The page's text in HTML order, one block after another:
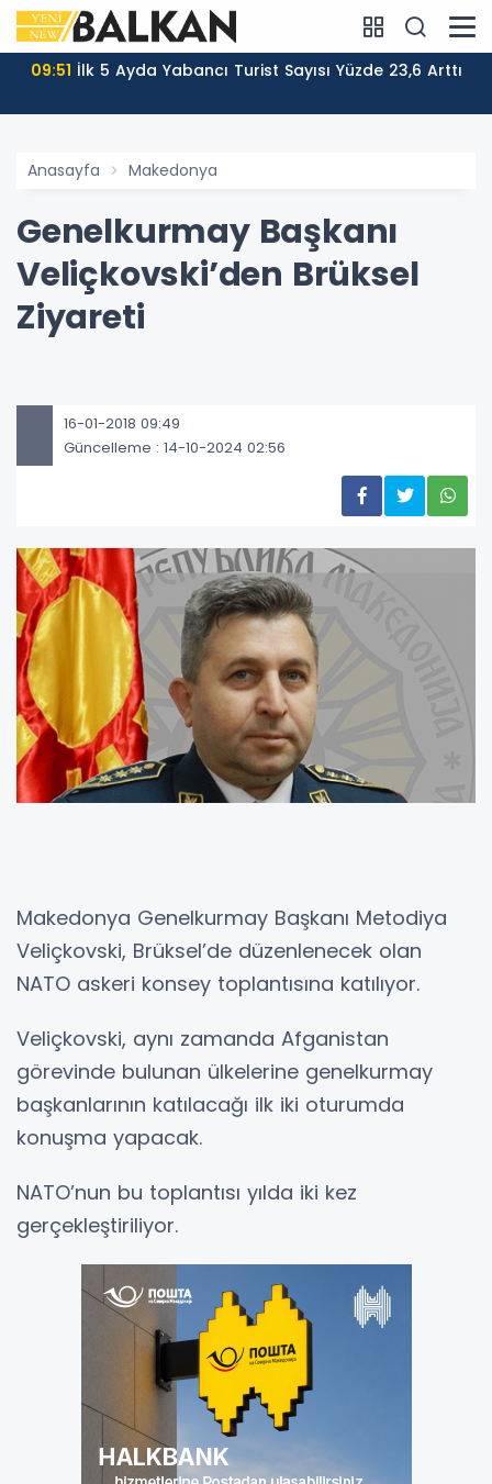
09:51 İlk 5 Ayda Yabancı Turist Sayısı Yüzde 23,6 Arttı
Anasayfa Makedonya
Genelkurmay Başkanı
Veliçkovski’den Brüksel
Ziyareti
16-01-2018 09:49
Güncelleme : 14-10-2024 02:56
Makedonya Genelkurmay Başkanı Metodiya
Veliçkovski, Brüksel’de düzenlenecek olan
NATO askeri konsey toplantısına katılıyor.
Veliçkovski, aynı zamanda Afganistan
görevinde bulunan ülkelerine genelkurmay
başkanlarının katılacağı ilk iki oturumda
konuşma yapacak.
NATO’nun bu toplantısı yılda iki kez
gerçekleştiriliyor.